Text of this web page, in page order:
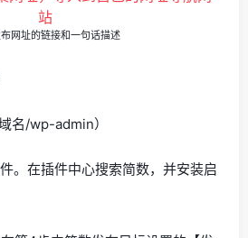
网址的链接和一句话描述
名/wp-admin）
。在插件中心搜索简数，并安装启